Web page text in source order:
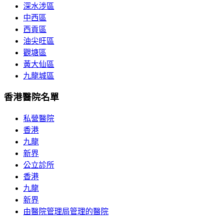
深水涉區
中西區
西貢區
油尖旺區
觀塘區
黃大仙區
九龍城區
香港醫院名單
私營醫院
香港
九龍
新界
公立診所
香港
九龍
新界
由醫院管理局管理的醫院